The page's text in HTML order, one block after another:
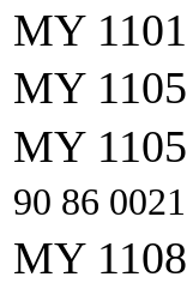
MY 1101
MY 1105
MY 1105
90 86
MY 1108